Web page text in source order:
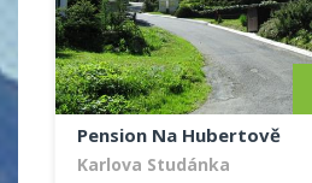
Pension Na Hubertově
Karlova Studánka